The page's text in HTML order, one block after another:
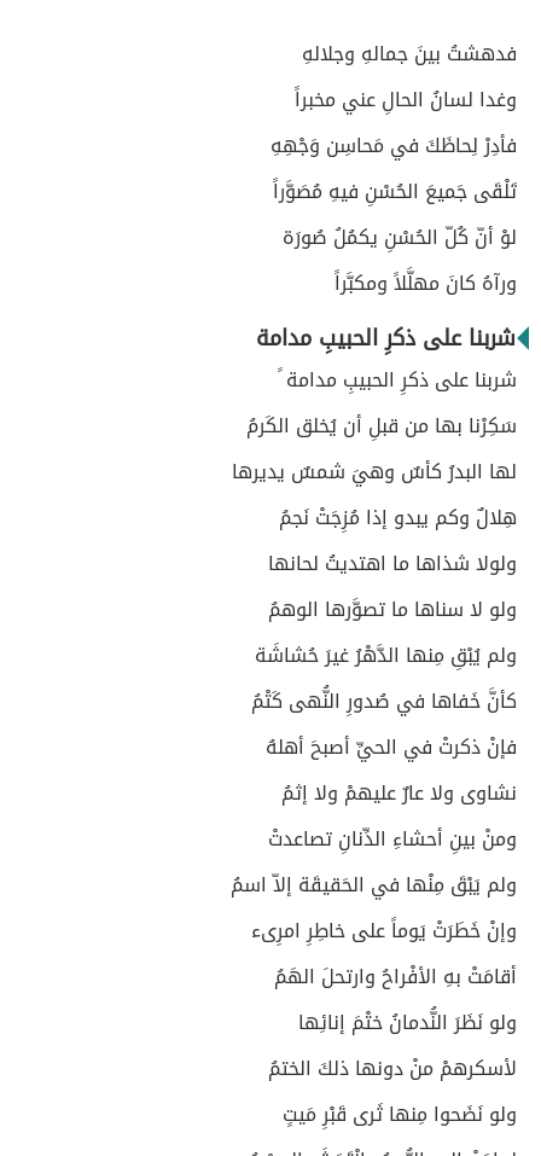
فدهشتُ بينَ جمالهِ وجلالهِ
وغدا لسانُ الحالِ عني مخبراً
فأدِرْ لِحاظَكَ في مَحاسِن وَجْهِهِ
تَلْقَى جَميعَ الحُسْنِ فيهِ مُصَوَّراً
لوْ أنّ كُلّ الحُسْنِ يكمُلُ صُورَة
ورآهُ كانَ مهلَّلاً ومكبَّراً
شربنا على ذكرِ الحبيبِ مدامة
شربنا على ذكرِ الحبيبِ مدامة ً
سَكِرْنا بها من قبلِ أن يُخلق الكَرمُ
لها البدرُ كأسٌ وهيَ شمسٌ يديرها
هِلالٌ وكم يبدو إذا مُزِجَتْ نَجمُ
ولولا شذاها ما اهتديتُ لحانها
ولو لا سناها ما تصوَّرها الوهمُ
ولم يُبْقِ مِنها الدَّهْرُ غيرَ حُشاشَة
كأنَّ خَفاها في صُدورِ النُّهى كَتْمُ
فإنْ ذكرتْ في الحيِّ أصبحَ أهلهُ
نشاوى ولا عارٌ عليهمْ ولا إثمُ
ومنْ بينِ أحشاءِ الدِّنانِ تصاعدتْ
ولم يَبْقَ مِنْها في الحَقيقَة إلاّ اسمُ
وإنْ خَطَرَتْ يَوماً على خاطِرِ امرِىء
أقامَتْ بهِ الأفْراحُ وارتحلَ الهَمُ
ولو نَظَرَ النُّدمانُ ختْمَ إنائِها
لأسكرهمْ منْ دونها ذلكَ الختمُ
ولو نَضَحوا مِنها ثَرى قَبْرِ مَيتٍ